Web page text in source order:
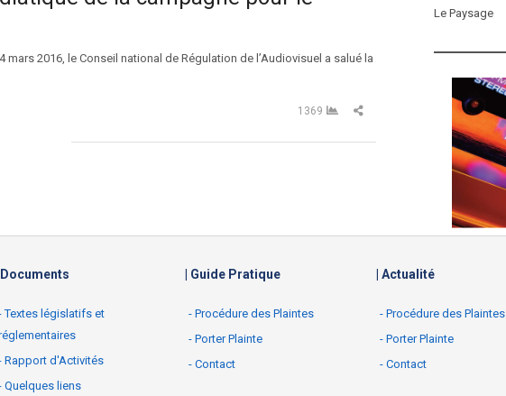
2016, le Conseil national de Régulation de l’Audiovisuel a salué la
1369 Partager cet article
Le Paysage
| Documents
Textes législatifs et
Rapport d'Activités
Quelques liens
| Guide Pratique
- Procédure des Plaintes
- Porter Plainte
- Contact
| Actualité
- Procédure des Plaintes
- Porter Plainte
- Contact